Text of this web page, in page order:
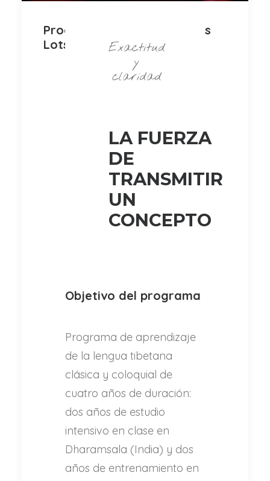
Programa para traductores
Lotsawa Rinchen Zangpo
Exactitud
y
claridad
LA FUERZA
DE
TRANSMITIR
UN
CONCEPTO
Objetivo del programa
Programa de aprendizaje
de la lengua tibetana
clásica y coloquial de
cuatro años de duración:
dos años de estudio
intensivo en clase en
Dharamsala (India) y dos
años de entrenamiento en